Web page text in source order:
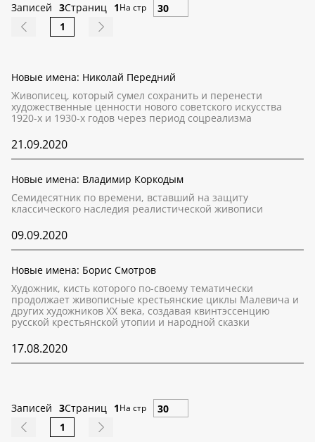
Записей 3Страниц 1На стр
1
Новые имена: Николай Передний
Живописец, который сумел сохранить и перенести
художественные ценности нового советского искусства
1920-х и 1930-х годов через период соцреализма
21.09.2020
Новые имена: Владимир Коркодым
Семидесятник по времени, вставший на защиту
классического наследия реалистической живописи
09.09.2020
Новые имена: Борис Смотров
Художник, кисть которого по-своему тематически
продолжает живописные крестьянские циклы Малевича и
других художников ХХ века, создавая квинтэссенцию
русской крестьянской утопии и народной сказки
17.08.2020
Записей 3Страниц 1На стр
1